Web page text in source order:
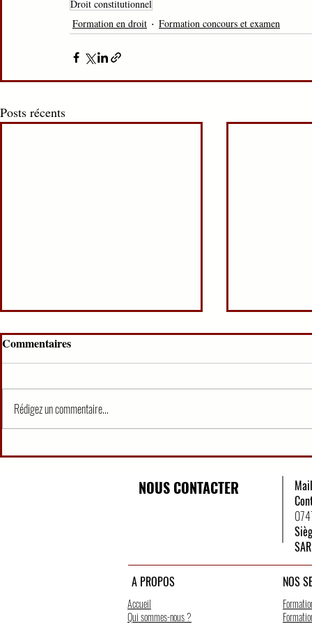
Droit constitutionnel
Formation en droit
Formation concours et examen
Posts récents
Commentaires
Rédigez un commentaire...
NOUS CONTACTER
Mail
A PROPOS
Accueil
Qui sommes-nous ?
NOS